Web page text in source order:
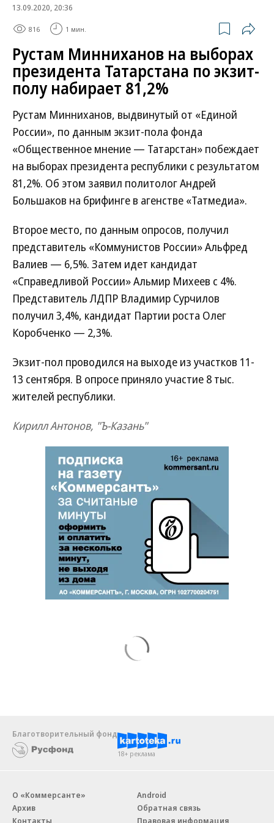
13.09.2020, 20:36
816 1 мин.
Рустам Минниханов на выборах
президента Татарстана по экзит-
полу набирает 81,2%
Рустам Минниханов, выдвинутый от «Единой
России», по данным экзит-пола фонда
«Общественное мнение — Татарстан» побеждает
на выборах президента республики с результатом
81,2%. Об этом заявил политолог Андрей
Большаков на брифинге в агенстве «Татмедиа».
Второе место, по данным опросов, получил
представитель «Коммунистов России» Альфред
Валиев — 6,5%. Затем идет кандидат
«Справедливой России» Альмир Михеев с 4%.
Представитель ЛДПР Владимир Сурчилов
получил 3,4%, кандидат Партии роста Олег
Коробченко — 2,3%.
Экзит-пол проводился на выходе из участков 11-
13 сентября. В опросе приняло участие 8 тыс.
жителей республики.
Кирилл Антонов, "Ъ-Казань"
Благотворительный фонд
18+ реклама
О «Коммерсанте»
Архив
Контакты
Android
Обратная связь
Правовая информация